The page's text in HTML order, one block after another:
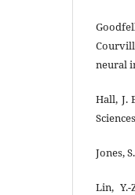
neural
Hall, J.
Jones,
Lin,